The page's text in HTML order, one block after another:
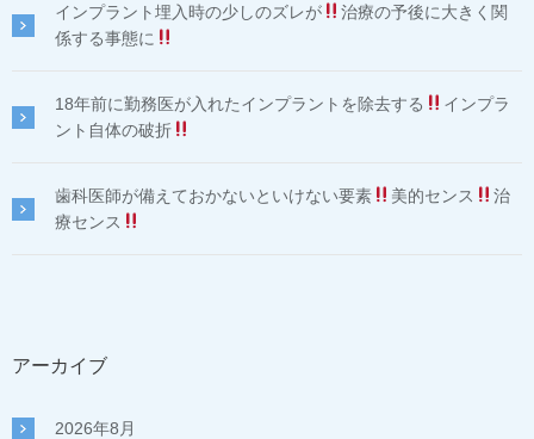
インプラント埋入時の少しのズレが
治療の予後に大きく関
係する事態に
18年前に勤務医が入れたインプラントを除去する
インプラ
ント自体の破折
歯科医師が備えておかないといけない要素 美的センス
治
療センス
アーカイブ
2026年8月